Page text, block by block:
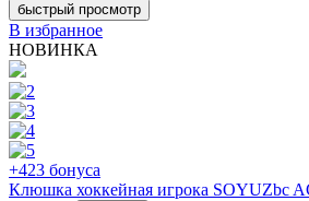
быстрый просмотр
В избранное
НОВИНКА
+423 бонуса
Клюшка хоккейная игрока SOYUZbc